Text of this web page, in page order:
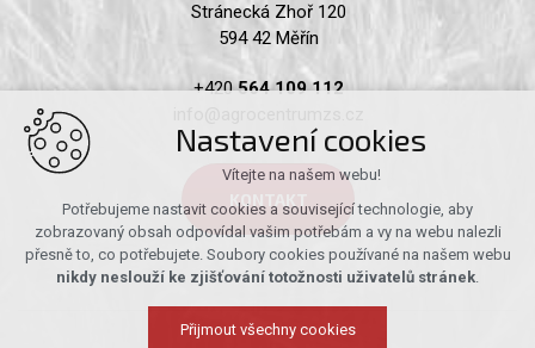
Stránecká Zhoř 120
594 42 Měřín
+420564 109 112
KONTAKT
Nastavení cookies
Vítejte na našem webu!
Potřebujeme nastavit cookies a související technologie, aby
zobrazovaný obsah odpovídal vašim potřebám a vy na webu nalezli
přesně to, co potřebujete. Soubory cookies používané na našem webu
nikdy neslouží ke zjišťování totožnosti uživatelů stránek.
Přijmout všechny cookies